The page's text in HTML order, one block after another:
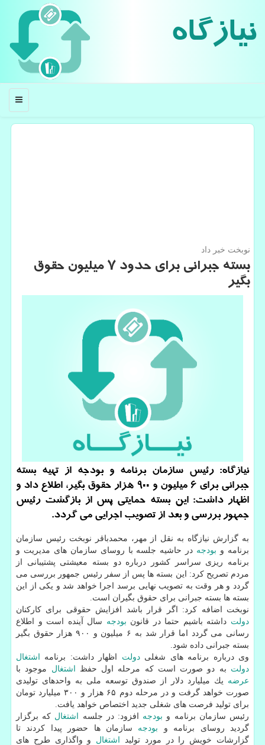
نیازگاه
منو
نوبخت خبر داد
بسته جبرانی برای حدود ۷ میلیون حقوق
بگیر
نیازگاه: رئیس سازمان برنامه و بودجه از تهیه بسته
جبرانی برای ۶ میلیون و ۹۰۰ هزار حقوق بگیر، اطلاع داد و
اظهار داشت: این بسته حمایتی پس از بازگشت رئیس
جمهور بررسی و بعد از تصویب اجرایی می گردد.
به گزارش نیازگاه به نقل از مهر، محمدباقر نوبخت ­رئیس سازمان
برنامه و بودجه در حاشیه جلسه با روسای سازمان های مدیریت و
برنامه ریزی سراسر كشور درباره دو بسته معیشتی پشتیبانی از
مردم تصریح كرد: این بسته ها پس از سفر رئیس جمهور بررسی می
گردد و هر وقت به تصویب نهایی برسد اجرا خواهد شد و یكی از این
بسته​ ها بسته جبرانی برای حقوق بگیران است.
نوبخت اضافه كرد: اگر قرار باشد افزایش حقوقی برای كاركنان
دولت داشته باشیم حتما در قانون بودجه سال آینده است و اطلاع
رسانی می گردد اما قرار شد به ۶ میلیون و ۹۰۰ هزار حقوق بگیر
بسته جبرانی داده شود.
وی درباره برنامه های شغلیدولت اظهار داشت: برنامه
اشتغال
دولت به دو صورت است كه مرحله اول حفظ اشتغال موجود با
عرضه یك میلیارد دلار از صندوق توسعه ملی به واحدهای تولیدی
صورت خواهد گرفت و در مرحله دوم ۶۵ هزار و ۳۰۰ میلیارد تومان
برای تولید فرصت های شغلی جدید اختصاص خواهد یافت.
رئیس سازمان برنامه و بودجه افزود: در جلسه اشتغال كه برگزار
گردید روسای برنامه و بودجه سازمان ها حضور پیدا كردند تا
گزارشات خویش را در مورد تولید
اشتغال و واگذاری طرح های